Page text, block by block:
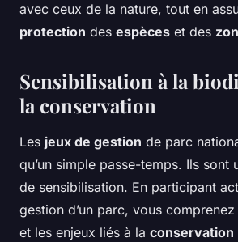
avec ceux de la nature, tout en
protection des espèces et des
Sensibilisation à la
la conservation
Les jeux de gestion de parc
qu’un simple passe-temps. Ils sont
de sensibilisation. En participant
gestion d’un parc, vous
et les enjeux liés à la conservation